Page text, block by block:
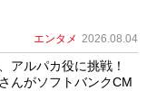
エンタメ 2026.08.04
アルパカ役に挑戦！
んがソフトバンクCM